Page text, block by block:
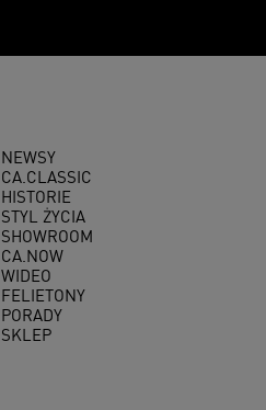
NEWSY
CA.CLASSIC
HISTORIE
STYL ŻYCIA
SHOWROOM
CA.NOW
WIDEO
FELIETONY
PORADY
SKLEP